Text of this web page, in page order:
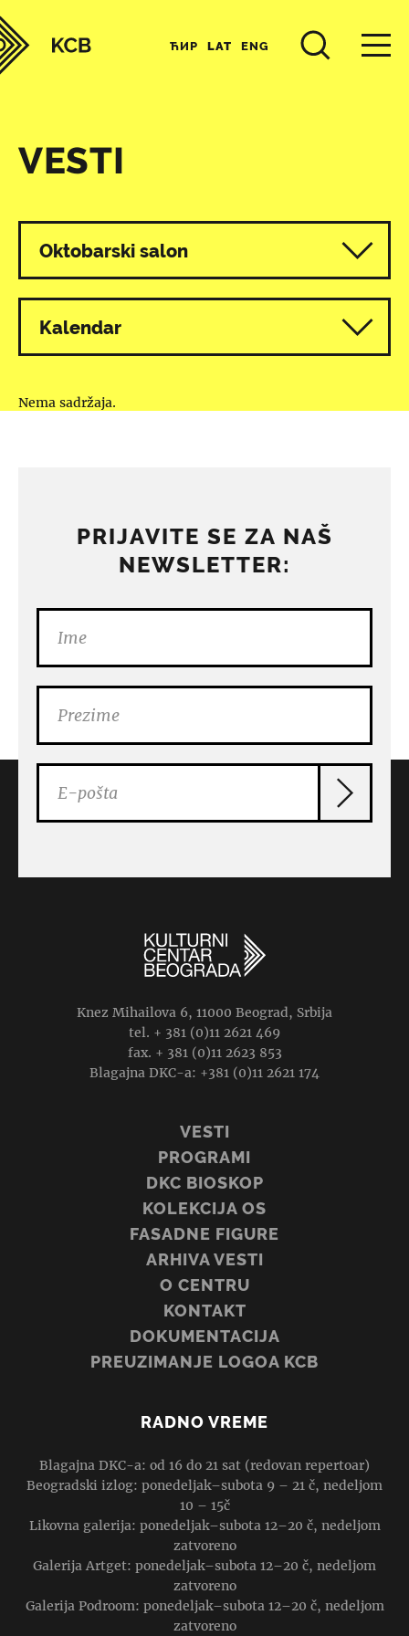
ЋИР LAT ENG
VESTI
Svi programi
Oktobarski salon
Kalendar
Nema sadržaja.
PRIJAVITE SE ZA NAŠ
NEWSLETTER:
Knez Mihailova 6, 11000 Beograd, Srbija
tel. + 381 (0)11 2621 469
fax. + 381 (0)11 2623 853
Blagajna DKC-a: +381 (0)11 2621 174
VESTI
PROGRAMI
DKC BIOSKOP
KOLEKCIJA OS
FASADNE FIGURE
ARHIVA VESTI
O CENTRU
KONTAKT
DOKUMENTACIJA
PREUZIMANJE LOGOA KCB
RADNO VREME
Blagajna DKC-a: od 16 do 21 sat (redovan repertoar)
Beogradski izlog: ponedeljak–subota 9 – 21 č, nedeljom
10 – 15č
Likovna galerija: ponedeljak–subota 12–20 č, nedeljom
zatvoreno
Galerija Artget: ponedeljak–subota 12–20 č, nedeljom
zatvoreno
Galerija Podroom: ponedeljak–subota 12–20 č, nedeljom
zatvoreno